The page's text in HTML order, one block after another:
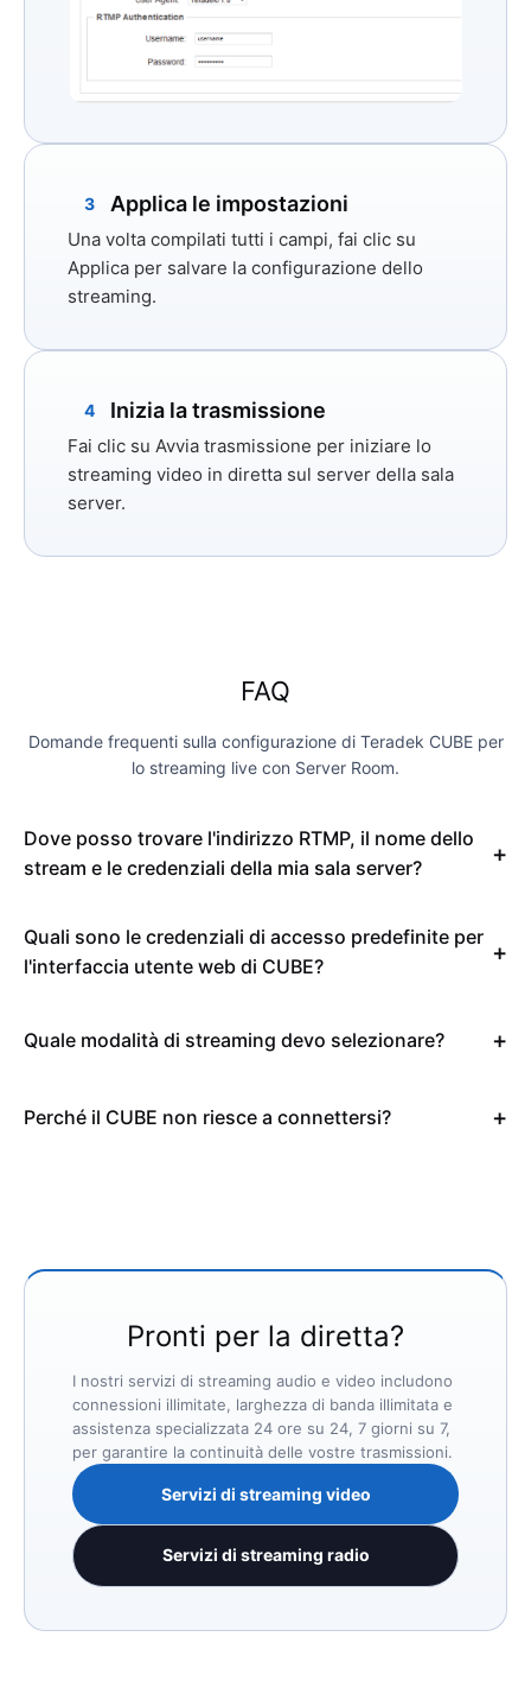
3 Applica le impostazioni
Una volta compilati tutti i campi, fai clic su
Applica per salvare la configurazione dello
streaming.
4 Inizia la trasmissione
Fai clic su Avvia trasmissione per iniziare lo
streaming video in diretta sul server della sala
server.
FAQ
Domande frequenti sulla configurazione di Teradek CUBE per
lo streaming live con Server Room.
Dove posso trovare l'indirizzo RTMP, il nome dello
stream e le credenziali della mia sala server?
Quali sono le credenziali di accesso predefinite per
l'interfaccia utente web di CUBE?
Quale modalità di streaming devo selezionare?
Perché il CUBE non riesce a connettersi?
Pronti per la diretta?
I nostri servizi di streaming audio e video includono
connessioni illimitate, larghezza di banda illimitata e
assistenza specializzata 24 ore su 24, 7 giorni su 7,
per garantire la continuità delle vostre trasmissioni.
Servizi di streaming video
Servizi di streaming radio